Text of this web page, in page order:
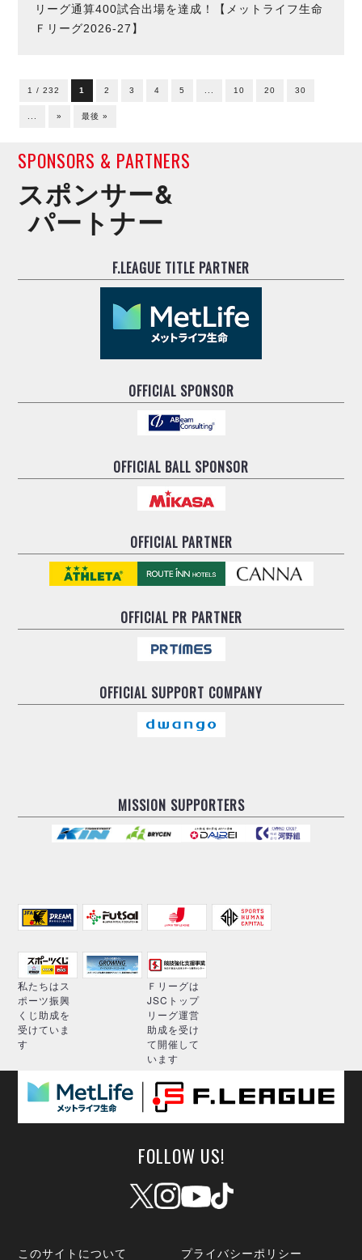
リーグ通算400試合出場を達成！【メットライフ生命
Ｆリーグ2026-27】
1 / 232 1 2 3 4 5 ... 10 20 30
... » 最後 »
SPONSORS & PARTNERS
スポンサー&
パートナー
F.LEAGUE TITLE PARTNER
OFFICIAL SPONSOR
OFFICIAL BALL SPONSOR
OFFICIAL PARTNER
OFFICIALPR PARTNER
OFFICIAL SUPPORT COMPANY
MISSION SUPPORTERS
私たちはス
ポーツ振興
くじ助成を
受けていま
す
Ｆリーグは
JSCトップ
リーグ運営
助成を受け
て開催して
います
FOLLOW US!
このサイトについて プライバシーポリシー